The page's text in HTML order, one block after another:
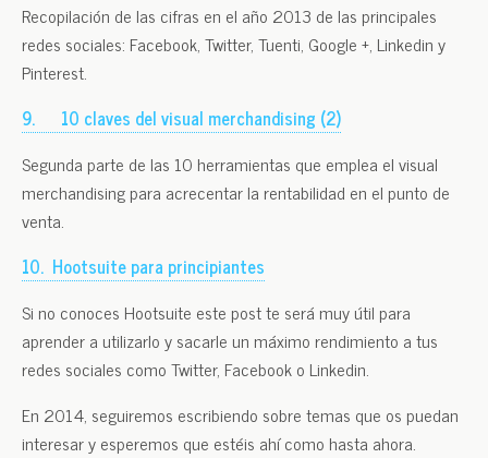
Recopilación de las cifras en el año 2013 de las principales
redes sociales: Facebook, Twitter, Tuenti, Google +, Linkedin y
Pinterest.
9. 10 claves del visual merchandising (2)
Segunda parte de las 10 herramientas que emplea el visual
merchandising para acrecentar la rentabilidad en el punto de
venta.
10. Hootsuite para principiantes
Si no conoces Hootsuite este post te será muy útil para
aprender a utilizarlo y sacarle un máximo rendimiento a tus
redes sociales como Twitter, Facebook o Linkedin.
En 2014, seguiremos escribiendo sobre temas que os puedan
interesar y esperemos que estéis ahí como hasta ahora.